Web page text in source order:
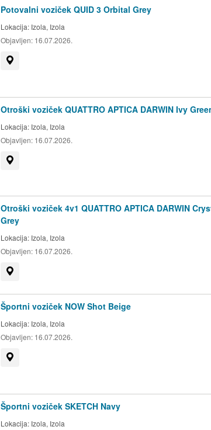
Potovalni voziček QUID 3 Orbital Grey
Lokacija: Izola, Izola
Objavljen: 16.07.2026.
Otroški voziček QUATTRO APTICA DARWIN Ivy
Lokacija: Izola, Izola
Objavljen: 16.07.2026.
Otroški voziček 4v1 QUATTRO APTICA DARWIN
Grey
Lokacija: Izola, Izola
Objavljen: 16.07.2026.
Športni voziček NOW Shot Beige
Lokacija: Izola, Izola
Objavljen: 16.07.2026.
Športni voziček SKETCH Navy
Lokacija: Izola, Izola